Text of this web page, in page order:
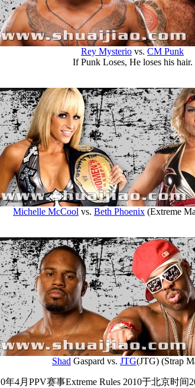
Rey Mysterio vs. CM Punk
If Punk Loses, He loses his hair.
Michelle McCool vs. Beth Phoenix (Extreme
Shad Gaspard vs. JTG(JTG) (Strap
年4月PPV赛事Extreme Rules 2010于北京时间